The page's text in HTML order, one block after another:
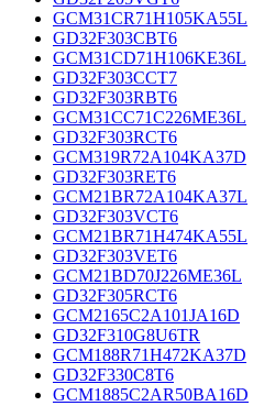
GCM31CR71H105KA55L
GD32F303CBT6
GCM31CD71H106KE36L
GD32F303CCT7
GD32F303RBT6
GCM31CC71C226ME36L
GD32F303RCT6
GCM319R72A104KA37D
GD32F303RET6
GCM21BR72A104KA37L
GD32F303VCT6
GCM21BR71H474KA55L
GD32F303VET6
GCM21BD70J226ME36L
GD32F305RCT6
GCM2165C2A101JA16D
GD32F310G8U6TR
GCM188R71H472KA37D
GD32F330C8T6
GCM1885C2AR50BA16D